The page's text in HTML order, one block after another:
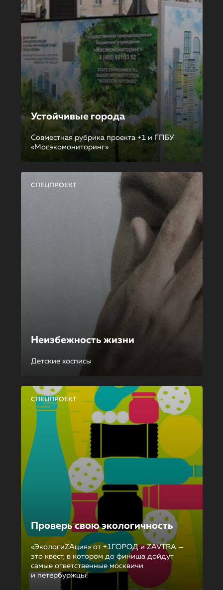
Устойчивые города
Совместная рубрика проекта +1 и ГПБУ
«Мосэкомониторинг»
СПЕЦПРОЕКТ
Неизбежность жизни
Детские хосписы
СПЕЦПРОЕКТ
Проверь свою экологичность
«ЭкологиZAция» от +1ГОРОД и ZAVTRA —
это квест, в котором до финиша дойдут
самые ответственные москвичи
и петербуржцы!